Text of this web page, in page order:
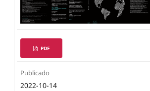
PDF
Publicado
2022-10-14